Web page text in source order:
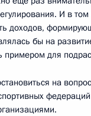
встреча
апреля 2018 года, 13:00
И в
доходов,
бы на
примером для
на